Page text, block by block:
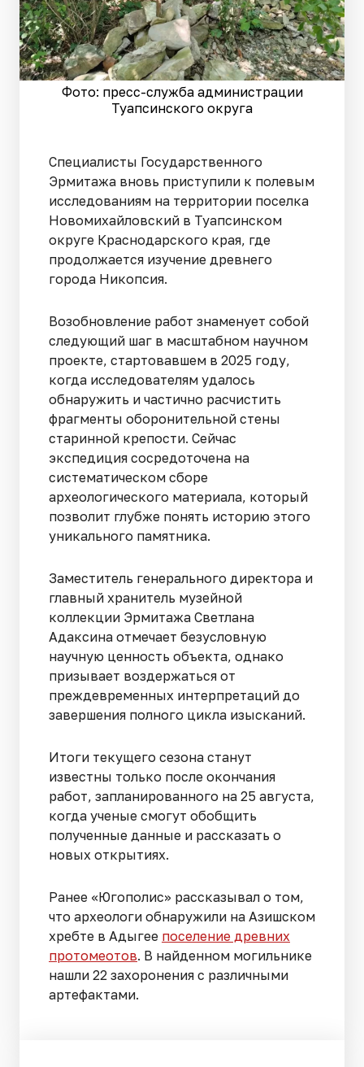
Фото: пресс-служба администрации
Туапсинского округа
Специалисты Государственного
Эрмитажа вновь приступили к полевым
исследованиям на территории поселка
Новомихайловский в Туапсинском
округе Краснодарского края, где
продолжается изучение древнего
города Никопсия.
Возобновление работ знаменует собой
следующий шаг в масштабном научном
проекте, стартовавшем в 2025 году,
когда исследователям удалось
обнаружить и частично расчистить
фрагменты оборонительной стены
старинной крепости. Сейчас
экспедиция сосредоточена на
систематическом сборе
археологического материала, который
позволит глубже понять историю этого
уникального памятника.
Заместитель генерального директора и
главный хранитель музейной
коллекции Эрмитажа Светлана
Адаксина отмечает безусловную
научную ценность объекта, однако
призывает воздержаться от
преждевременных интерпретаций до
завершения полного цикла изысканий.
Итоги текущего сезона станут
известны только после окончания
работ, запланированного на 25 августа,
когда ученые смогут обобщить
полученные данные и рассказать о
новых открытиях.
Ранее «Югополис» рассказывал о том,
что археологи обнаружили на Азишском
хребте в Адыгее поселение древних
протомеотов. В найденном могильнике
нашли 22 захоронения с различными
артефактами.